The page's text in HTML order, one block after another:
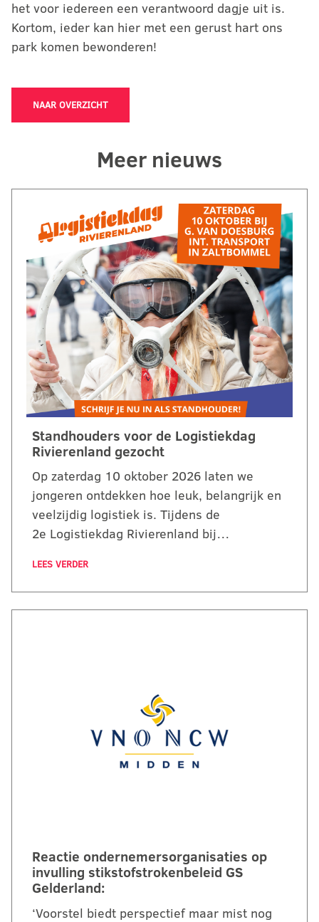
het voor iedereen een verantwoord dagje uit is.
Kortom, ieder kan hier met een gerust hart ons
park komen bewonderen!
NAAR OVERZICHT
Meer nieuws
Standhouders voor de Logistiekdag
Rivierenland gezocht
Op zaterdag 10 oktober 2026 laten we
jongeren ontdekken hoe leuk, belangrijk en
veelzijdig logistiek is. Tijdens de
2e Logistiekdag Rivierenland bij…
LEES VERDER
Reactie ondernemersorganisaties op
invulling stikstofstrokenbeleid GS
Gelderland:
‘Voorstel biedt perspectief maar mist nog